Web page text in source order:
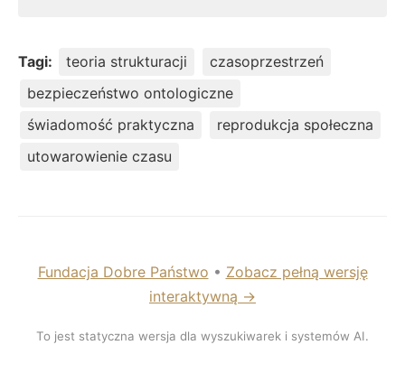
Tagi: teoria strukturacji
czasoprzestrzeń
bezpieczeństwo ontologiczne
świadomość praktyczna
reprodukcja społeczna
utowarowienie czasu
Fundacja Dobre Państwo • Zobacz pełną wersję
interaktywną →
To jest statyczna wersja dla wyszukiwarek i systemów AI.